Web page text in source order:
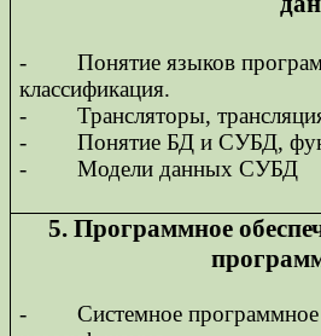
-
Понятие языков
классификация.
-
Трансляторы,
-
Понятие БД и СУБД,
-
Модели данных СУБД
5. Программное
-
Системное программное